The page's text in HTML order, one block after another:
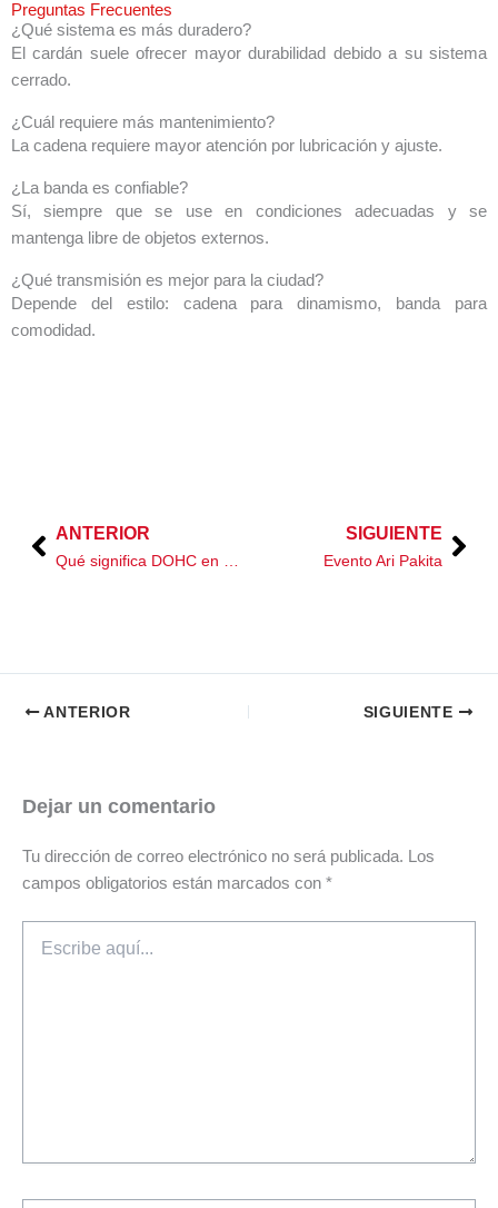
Preguntas Frecuentes
¿Qué sistema es más duradero?
El cardán suele ofrecer mayor durabilidad debido a su sistema
cerrado.
¿Cuál requiere más mantenimiento?
La cadena requiere mayor atención por lubricación y ajuste.
¿La banda es confiable?
Sí, siempre que se use en condiciones adecuadas y se
mantenga libre de objetos externos.
¿Qué transmisión es mejor para la ciudad?
Depende del estilo: cadena para dinamismo, banda para
comodidad.
Prev
ANTERIOR SIGUIENTE
Evento Ari Pakita
ANTERIOR SIGUIENTE
Dejar un comentario
Tu dirección de correo electrónico no será publicada. Los
campos obligatorios están marcados con *
aquí...